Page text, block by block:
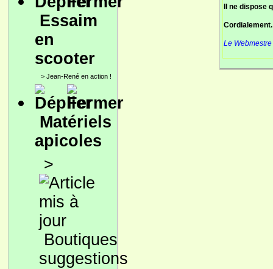
Essaim
en
scooter
> Jean-René en action !
Matériels
apicoles
>
Boutiques
suggestions
Il ne
Cordialement.
Le